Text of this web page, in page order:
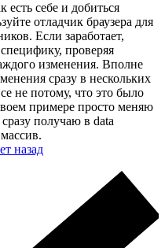
есть себе и добиться
отладчик браузера для
Если заработает,
проверяя
изменения. Вполне
сразу в нескольких
не потому, что это было
примере просто меняю
получаю в data
назад